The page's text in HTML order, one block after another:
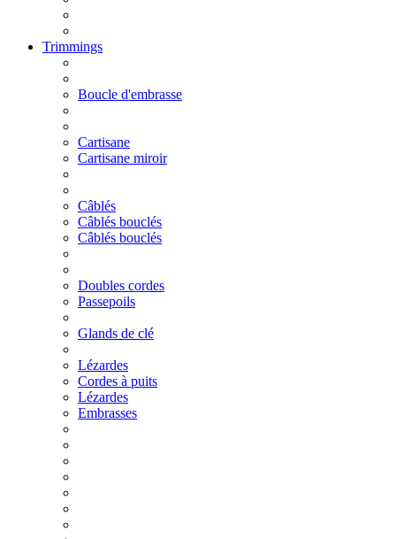
Trimmings
Boucle d'embrasse
Cartisane
Cartisane miroir
Câblés
Câblés bouclés
Câblés bouclés
Doubles cordes
Passepoils
Glands de clé
Lézardes
Cordes à puits
Lézardes
Embrasses